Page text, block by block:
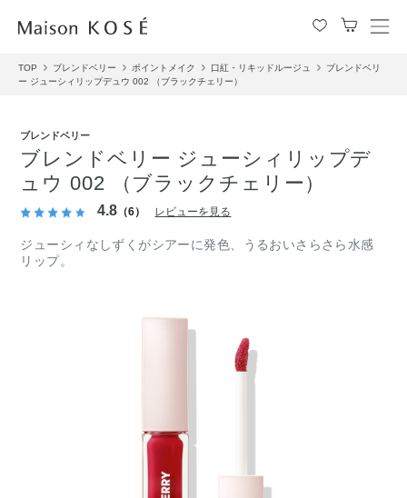
メ
TOP ブレンドベリー ポイントメイク 口紅・リキッドルージュ
ブレンドベリ
ー ジューシィリップデュウ 002 （ブラックチェリー）
ブレンドベリー
ブレンドベリー ジューシィリップデ
ュウ 002 （ブラックチェリー）
4.8 （6） レビューを見る
ジューシィなしずくがシアーに発色、うるおいさらさら水感
リップ。